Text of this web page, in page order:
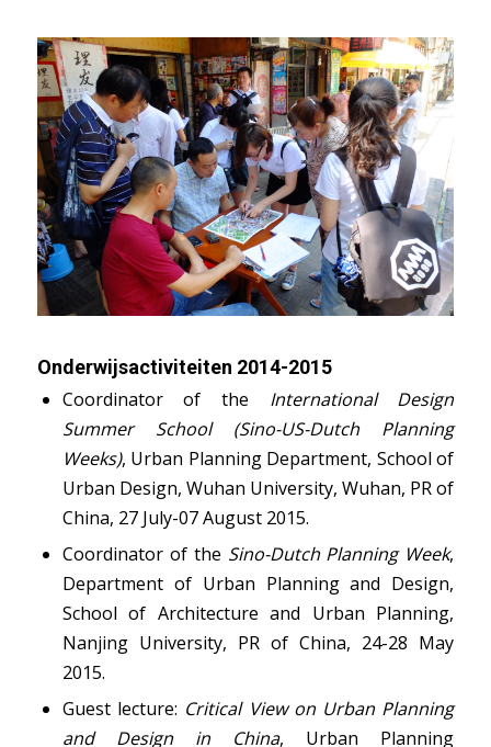
Onderwijsactiviteiten 2014-2015
Coordinator of the International Design
Summer School (Sino-US-Dutch Planning
Weeks), Urban Planning Department, School of
Urban Design, Wuhan University, Wuhan, PR of
China, 27 July-07 August 2015.
Coordinator of the Sino-Dutch Planning Week,
Department of Urban Planning and Design,
School of Architecture and Urban Planning,
Nanjing University, PR of China, 24-28 May
2015.
Guest lecture: Critical View on Urban Planning
and Design in China, Urban Planning